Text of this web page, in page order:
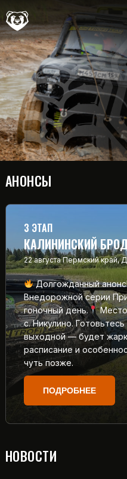
АНОНСЫ
3 ЭТАП
КАЛИНИНСКИЙ
22 августа Пермский край,
Долгожданный
Внедорожной серии
гоночный день.
с. Никулино.
выходной — будет
расписание и
чуть позже.
ПОДРОБНЕЕ
НОВОСТИ